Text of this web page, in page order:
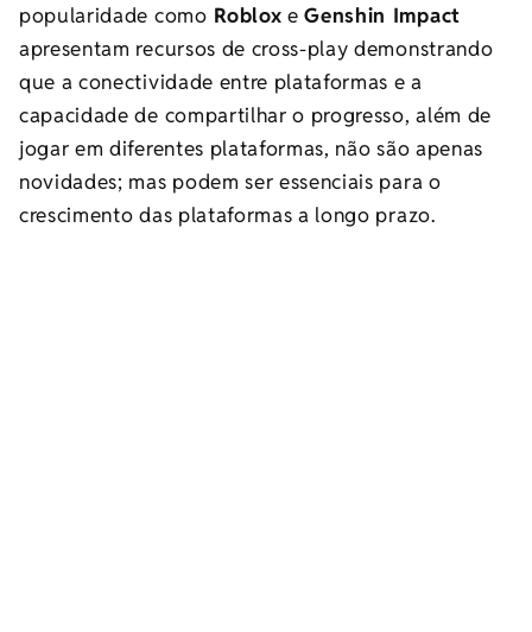
popularidade como Roblox eGenshin Impact
apresentam recursos de cross-play demonstrando
que a conectividade entre plataformas e a
capacidade de compartilhar o progresso, além de
jogar em diferentes plataformas, não são apenas
novidades; mas podem ser essenciais para o
crescimento das plataformas a longo prazo.